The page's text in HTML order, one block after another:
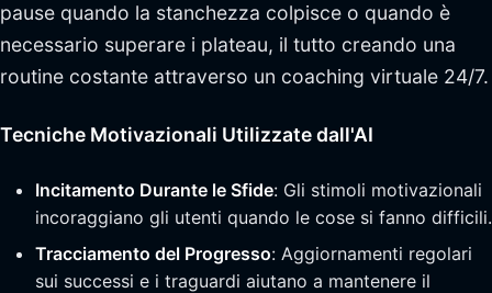
pause quando la stanchezza colpisce o quando è
necessario superare i plateau, il tutto creando una
routine costante attraverso un coaching virtuale 24/7.
Tecniche Motivazionali Utilizzate dall'AI
Incitamento Durante le Sfide: Gli stimoli motivazionali
incoraggiano gli utenti quando le cose si fanno difficili.
Tracciamento del Progresso: Aggiornamenti regolari
sui successi e i traguardi aiutano a mantenere il